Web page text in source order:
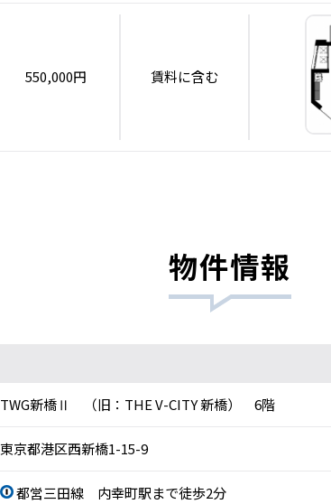
550,000円 賃料に含む
物件情報
TWG新橋Ⅱ （旧：THE V-CITY 新橋） 6階
東京都港区西新橋1-15-9
都営三田線 内幸町駅まで徒歩2分